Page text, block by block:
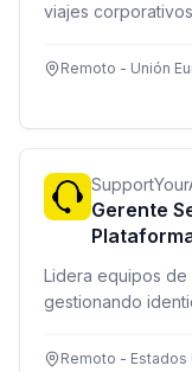
viajes
virtuales
Remoto - Unión
Gerente
Lidera equipos de
gestionando
Remoto -